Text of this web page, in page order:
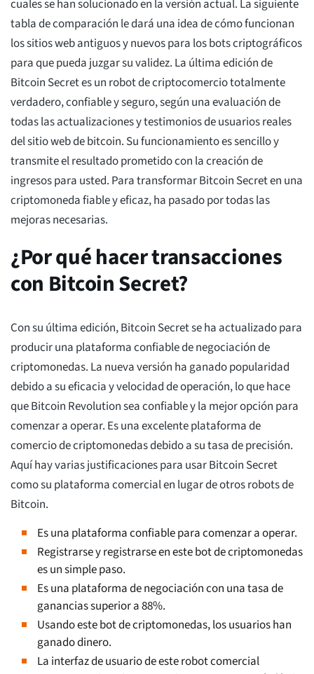
cuales se han solucionado en la versión actual. La siguiente
tabla de comparación le dará una idea de cómo funcionan
los sitios web antiguos y nuevos para los bots criptográficos
para que pueda juzgar su validez. La última edición de
Bitcoin Secret es un robot de criptocomercio totalmente
verdadero, confiable y seguro, según una evaluación de
todas las actualizaciones y testimonios de usuarios reales
del sitio web de bitcoin. Su funcionamiento es sencillo y
transmite el resultado prometido con la creación de
ingresos para usted. Para transformar Bitcoin Secret en una
criptomoneda fiable y eficaz, ha pasado por todas las
mejoras necesarias.
¿Por qué hacer transacciones
con Bitcoin Secret?
Con su última edición, Bitcoin Secret se ha actualizado para
producir una plataforma confiable de negociación de
criptomonedas. La nueva versión ha ganado popularidad
debido a su eficacia y velocidad de operación, lo que hace
que Bitcoin Revolution sea confiable y la mejor opción para
comenzar a operar. Es una excelente plataforma de
comercio de criptomonedas debido a su tasa de precisión.
Aquí hay varias justificaciones para usar Bitcoin Secret
como su plataforma comercial en lugar de otros robots de
Bitcoin.
Es una plataforma confiable para comenzar a operar.
Registrarse y registrarse en este bot de criptomonedas
es un simple paso.
Es una plataforma de negociación con una tasa de
ganancias superior a 88%.
Usando este bot de criptomonedas, los usuarios han
ganado dinero.
La interfaz de usuario de este robot comercial